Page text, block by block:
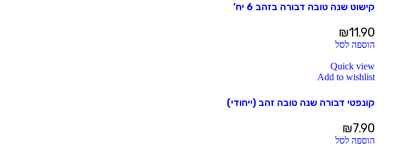
קישוט שנה טובה דבורה בזהב 6 יח’
₪11.90
הוספה לסל
Quick view
Add to wishlist
קונפטי דבורה שנה טובה זהב (ייחודי)
₪7.90
הוספה לסל